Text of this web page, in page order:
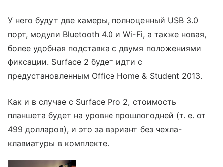
У него будут две камеры, полноценный USB 3.0
порт, модули Bluetooth 4.0 и Wi-Fi, а также новая,
более удобная подставка с двумя положениями
фиксации. Surface 2 будет идти с
предустановленным Office Home & Student 2013.
Как и в случае с Surface Pro 2, стоимость
планшета будет на уровне прошлогодней (т. е. от
499 долларов), и это за вариант без чехла-
клавиатуры в комплекте.